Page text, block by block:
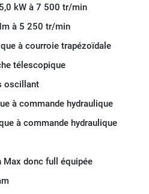
kW à 7 500 tr/min
à 5 250 tr/min
à courroie trapézoïdale
télescopique
oscillant
à commande hydraulique
à commande hydraulique
Max donc full équipée